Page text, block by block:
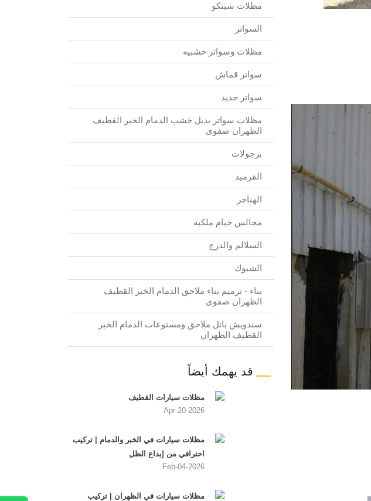
مظلات شينكو
السواتر
مظلات وسواتر خشبيه
سواتر قماش
سواتر حديد
مظلات سواتر بديل خشب الدمام الخبر القطيف
الظهران صفوى
برجولات
القرميد
الهناجر
مجالس خيام ملكيه
السلالم والدرج
الشبوك
بناء - ترميم بناء ملاحق الدمام الخبر القطيف
الظهران صفوى
سندويش بانل ملاحق ومستوعات الدمام الخبر
القطيف الظهران
قد يهمك أيضاً
مظلات سيارات القطيف
2026-Apr-20
مظلات سيارات في الخبر والدمام | تركيب
احترافي من إبداع الظل
2026-Feb-04
مظلات سيارات في الظهران | تركيب